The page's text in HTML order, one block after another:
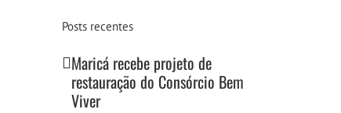
Posts recentes
Maricá recebe projeto de
restauração do Consórcio Bem
Viver